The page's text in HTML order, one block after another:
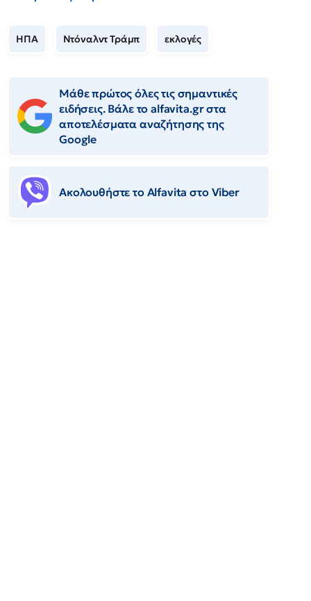
ΗΠΑ Ντόναλντ Τράμπ εκλογές
Μάθε πρώτος όλες τις σημαντικές
ειδήσεις. Βάλε το alfavita.gr στα
αποτελέσματα αναζήτησης της
Google
Ακολουθήστε το Αlfavita στο Viber